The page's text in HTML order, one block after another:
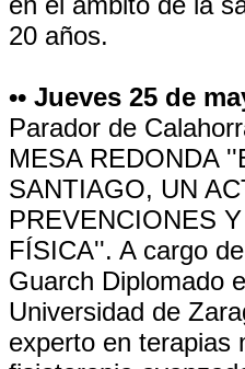
20 años.
•• Jueves 25 de
Parador de
MESA REDONDA
SANTIAGO, UN
PREVENCIONES
FÍSICA''. A cargo
Guarch Diplomado
Universidad de
experto en terapias